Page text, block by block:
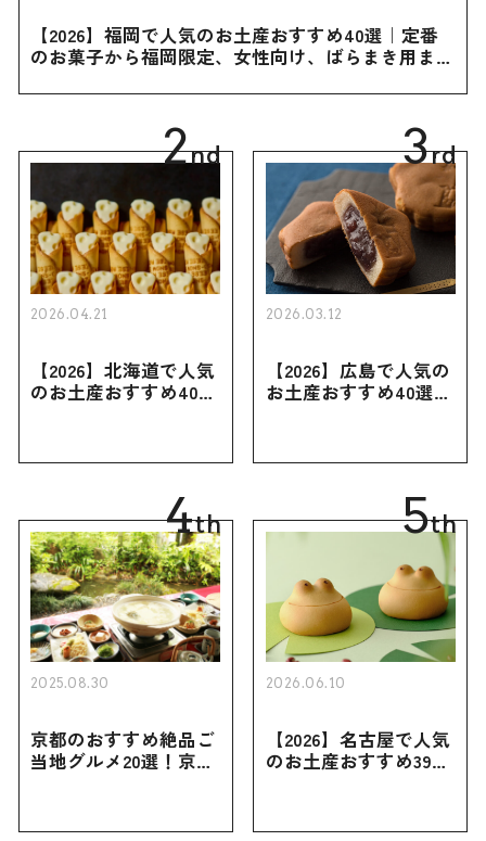
【2026】福岡で人気のお土産おすすめ40選｜定番
のお菓子から福岡限定、女性向け、ばらまき用まで
2nd
2026.04.21
【2026】北海道で人気
のお土産おすすめ40選
買えない限定品、女性
3rd
2026.03.12
【2026】広島で人気の
お土産おすすめ40選｜
き用、女性向けまで幅
4th
2025.08.30
京都のおすすめ絶品ご
当地グルメ20選！京都
5th
2026.06.10
【2026】名古屋で人気
のお土産おすすめ39選
お土産・ばらまき用ま